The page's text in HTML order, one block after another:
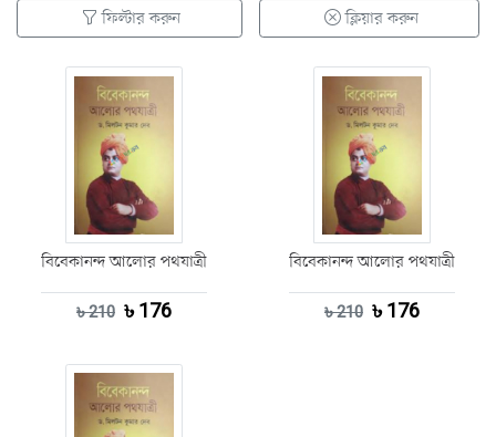
ফিল্টার করুন ক্লিয়ার করুন
বিবেকানন্দ আলোর পথযাত্রী
৳ 210 ৳ 176
বিবেকানন্দ আলোর পথযাত্রী
৳ 210 ৳ 176